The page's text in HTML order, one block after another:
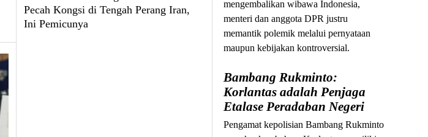
Pecah Kongsi di Tengah Perang Iran,
Ini Pemicunya
mengembalikan wibawa Indonesia,
menteri dan anggota DPR justru
memantik polemik melalui pernyataan
maupun kebijakan kontroversial.
Bambang Rukminto:
Korlantas adalah Penjaga
Etalase Peradaban Negeri
Pengamat kepolisian Bambang Rukminto